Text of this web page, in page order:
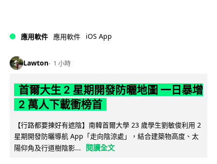
應用軟件 應用軟件 iOS App
Lawton 1 小時
首爾大生 2 星期開發防曬地圖 一日暴增
2 萬人下載衝榜首
【行路都要揀好有遮陰】南韓首爾大學 23 歲學生劉敏俊利用 2
星期開發防曬導航 App「走向陰涼處」，結合建築物高度、太
陽仰角及行道樹陰影...
閱讀全文